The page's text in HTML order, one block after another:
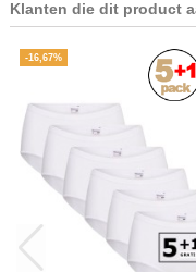
Klanten die dit product
-16,67%